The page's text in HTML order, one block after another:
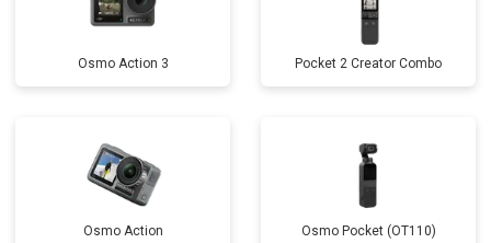
Osmo Action 3 Pocket 2 Creator Combo
Osmo Action Osmo Pocket (OT110)